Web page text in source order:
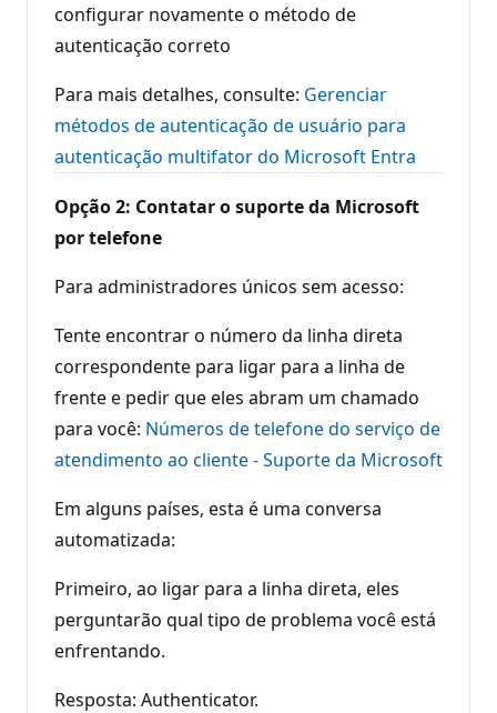
configurar novamente o método de
autenticação correto
Para mais detalhes, consulte: Gerenciar
métodos de autenticação de usuário para
autenticação multifator do Microsoft Entra
Opção 2: Contatar o suporte da Microsoft
por telefone
Para administradores únicos sem acesso:
Tente encontrar o número da linha direta
correspondente para ligar para a linha de
frente e pedir que eles abram um chamado
para você: Números de telefone do serviço de
atendimento ao cliente - Suporte da Microsoft
Em alguns países, esta é uma conversa
automatizada:
Primeiro, ao ligar para a linha direta, eles
perguntarão qual tipo de problema você está
enfrentando.
Resposta: Authenticator.